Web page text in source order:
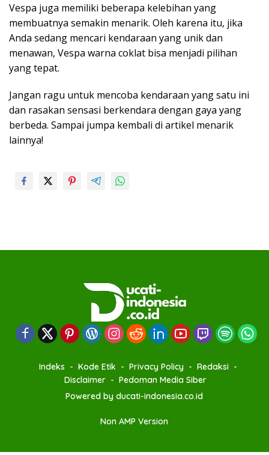
Vespa juga memiliki beberapa kelebihan yang
membuatnya semakin menarik. Oleh karena itu, jika
Anda sedang mencari kendaraan yang unik dan
menawan, Vespa warna coklat bisa menjadi pilihan
yang tepat.
Jangan ragu untuk mencoba kendaraan yang satu ini
dan rasakan sensasi berkendara dengan gaya yang
berbeda. Sampai jumpa kembali di artikel menarik
lainnya!
Indeks Kode Etik Privacy Policy
Redaksi
Disclaimer
Pedoman Media Siber
Powered by ducati-indonesia.co.id
Non AMP Version